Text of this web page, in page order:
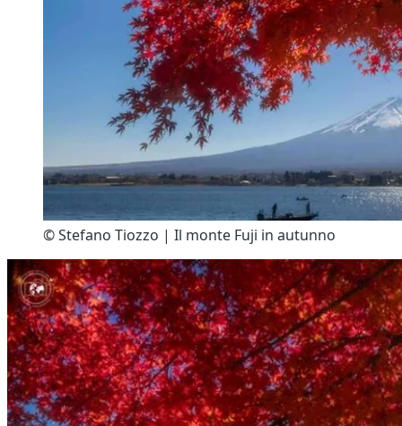
© Stefano Tiozzo | Il monte Fuji in autunno